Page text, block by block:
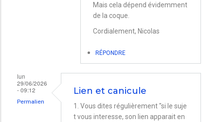
coques.
par
Mais cela dépend évidemment
de la coque.
Cordialement, Nicolas
RÉPONDRE
lun
29/06/2026
- 09:12
Permalien
Lien et canicule
1. Vous dites régulièrement "si le suje
t vous interesse, son lien apparait en